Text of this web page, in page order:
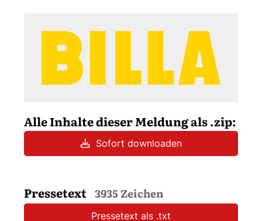
Alle Inhalte dieser Meldung als .zip:
Sofort downloaden
Pressetext 3935 Zeichen
Pressetext als .txt